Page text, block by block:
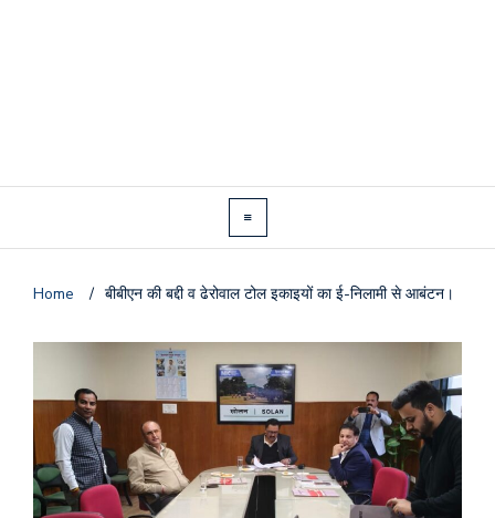
Home / बीबीएन की बद्दी व ढेरोवाल टोल इकाइयों का ई-निलामी से आबंटन।